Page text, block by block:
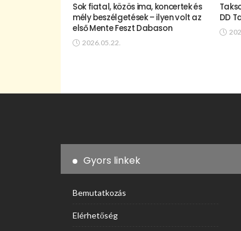
Sok fiatal, közös ima, koncertek és
mély beszélgetések – ilyen volt az
első Mente Feszt Dabason
2026.05.22.
DD
Gyors linkek
Bemutatkozás
Elérhetőség